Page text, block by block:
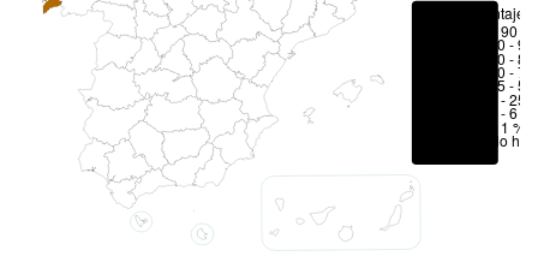
Porcentajes
> 90 %
80 -
70 -
50 -
25 -
6 - 25
1 - 6 %
< 1 %
No hay